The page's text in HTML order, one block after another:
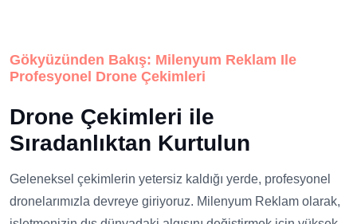
Gökyüzünden Bakış: Milenyum Reklam Ile
Profesyonel Drone Çekimleri
Drone Çekimleri ile
Sıradanlıktan Kurtulun
Geleneksel çekimlerin yetersiz kaldığı yerde, profesyonel
dronelarımızla devreye giriyoruz. Milenyum Reklam olarak,